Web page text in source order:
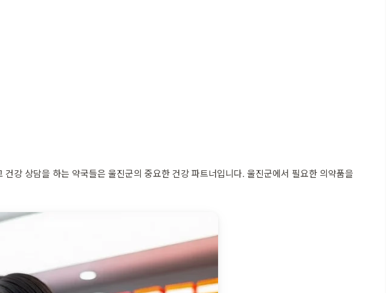
강 상담을 하는 약국들은 울진군의 중요한 건강 파트너입니다. 울진군에서 필요한 의약품을